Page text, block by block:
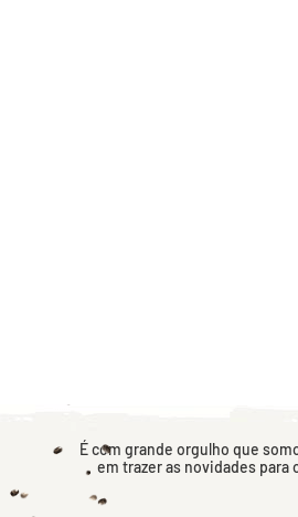
É com grande orgulho que
em trazer as novidades para